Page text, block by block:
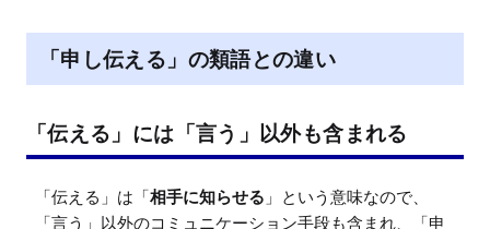
「申し伝える」の類語との違い
「伝える」には「言う」以外も含まれる
「伝える」は「相手に知らせる 」という意味なので、
「言う」以外のコミュニケーション手段も含まれ、「申